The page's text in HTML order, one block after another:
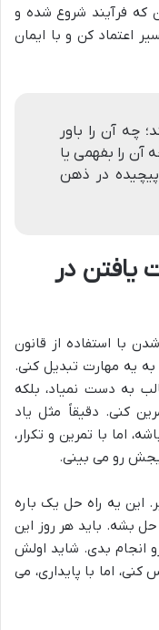
که فرآیند شروع شده و
اعتماد کن و با ایمان
چه آن را باور
آن را بفهمی یا
در ذهن
یافتن در
شدن با استفاده از قانون
یه مهارت تبدیل کنی.
به دست نمیاد، بلکه
کنی. دقیقاً مثل یاد
اما با تمرین و تکرار،
رو می بینی.
این یه راه حل یک باره
بشه. باید هر روز این
انجام بدی. شاید اولش
اما با پایداری، می